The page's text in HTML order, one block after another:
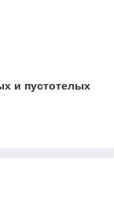
и пустотелых